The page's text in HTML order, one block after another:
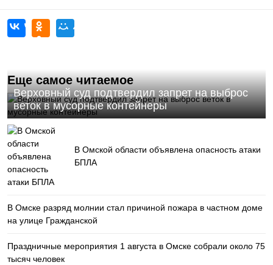
Еще самое читаемое
Верховный суд подтвердил запрет на выброс
веток в мусорные контейнеры
В Омской области объявлена опасность атаки
БПЛА
В Омске разряд молнии стал причиной пожара в частном доме
на улице Гражданской
Праздничные мероприятия 1 августа в Омске собрали около 75
тысяч человек